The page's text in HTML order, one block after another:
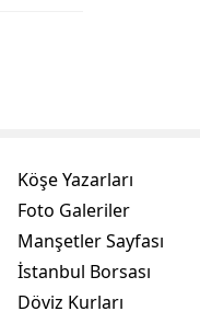
Köşe Yazarları
Foto Galeriler
Manşetler Sayfası
İstanbul Borsası
Döviz Kurları